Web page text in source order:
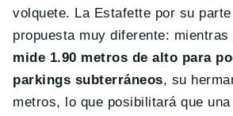
volquete. La Estafette por su
propuesta muy diferente: mientras
mide 1.90 metros de alto para
parkings subterráneos, su
metros, lo que posibilitará que